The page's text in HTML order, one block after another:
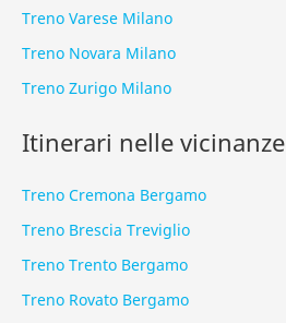
Treno Varese Milano
Treno Novara Milano
Treno Zurigo Milano
Itinerari nelle vicinanze
Treno Cremona Bergamo
Treno Brescia Treviglio
Treno Trento Bergamo
Treno Rovato Bergamo